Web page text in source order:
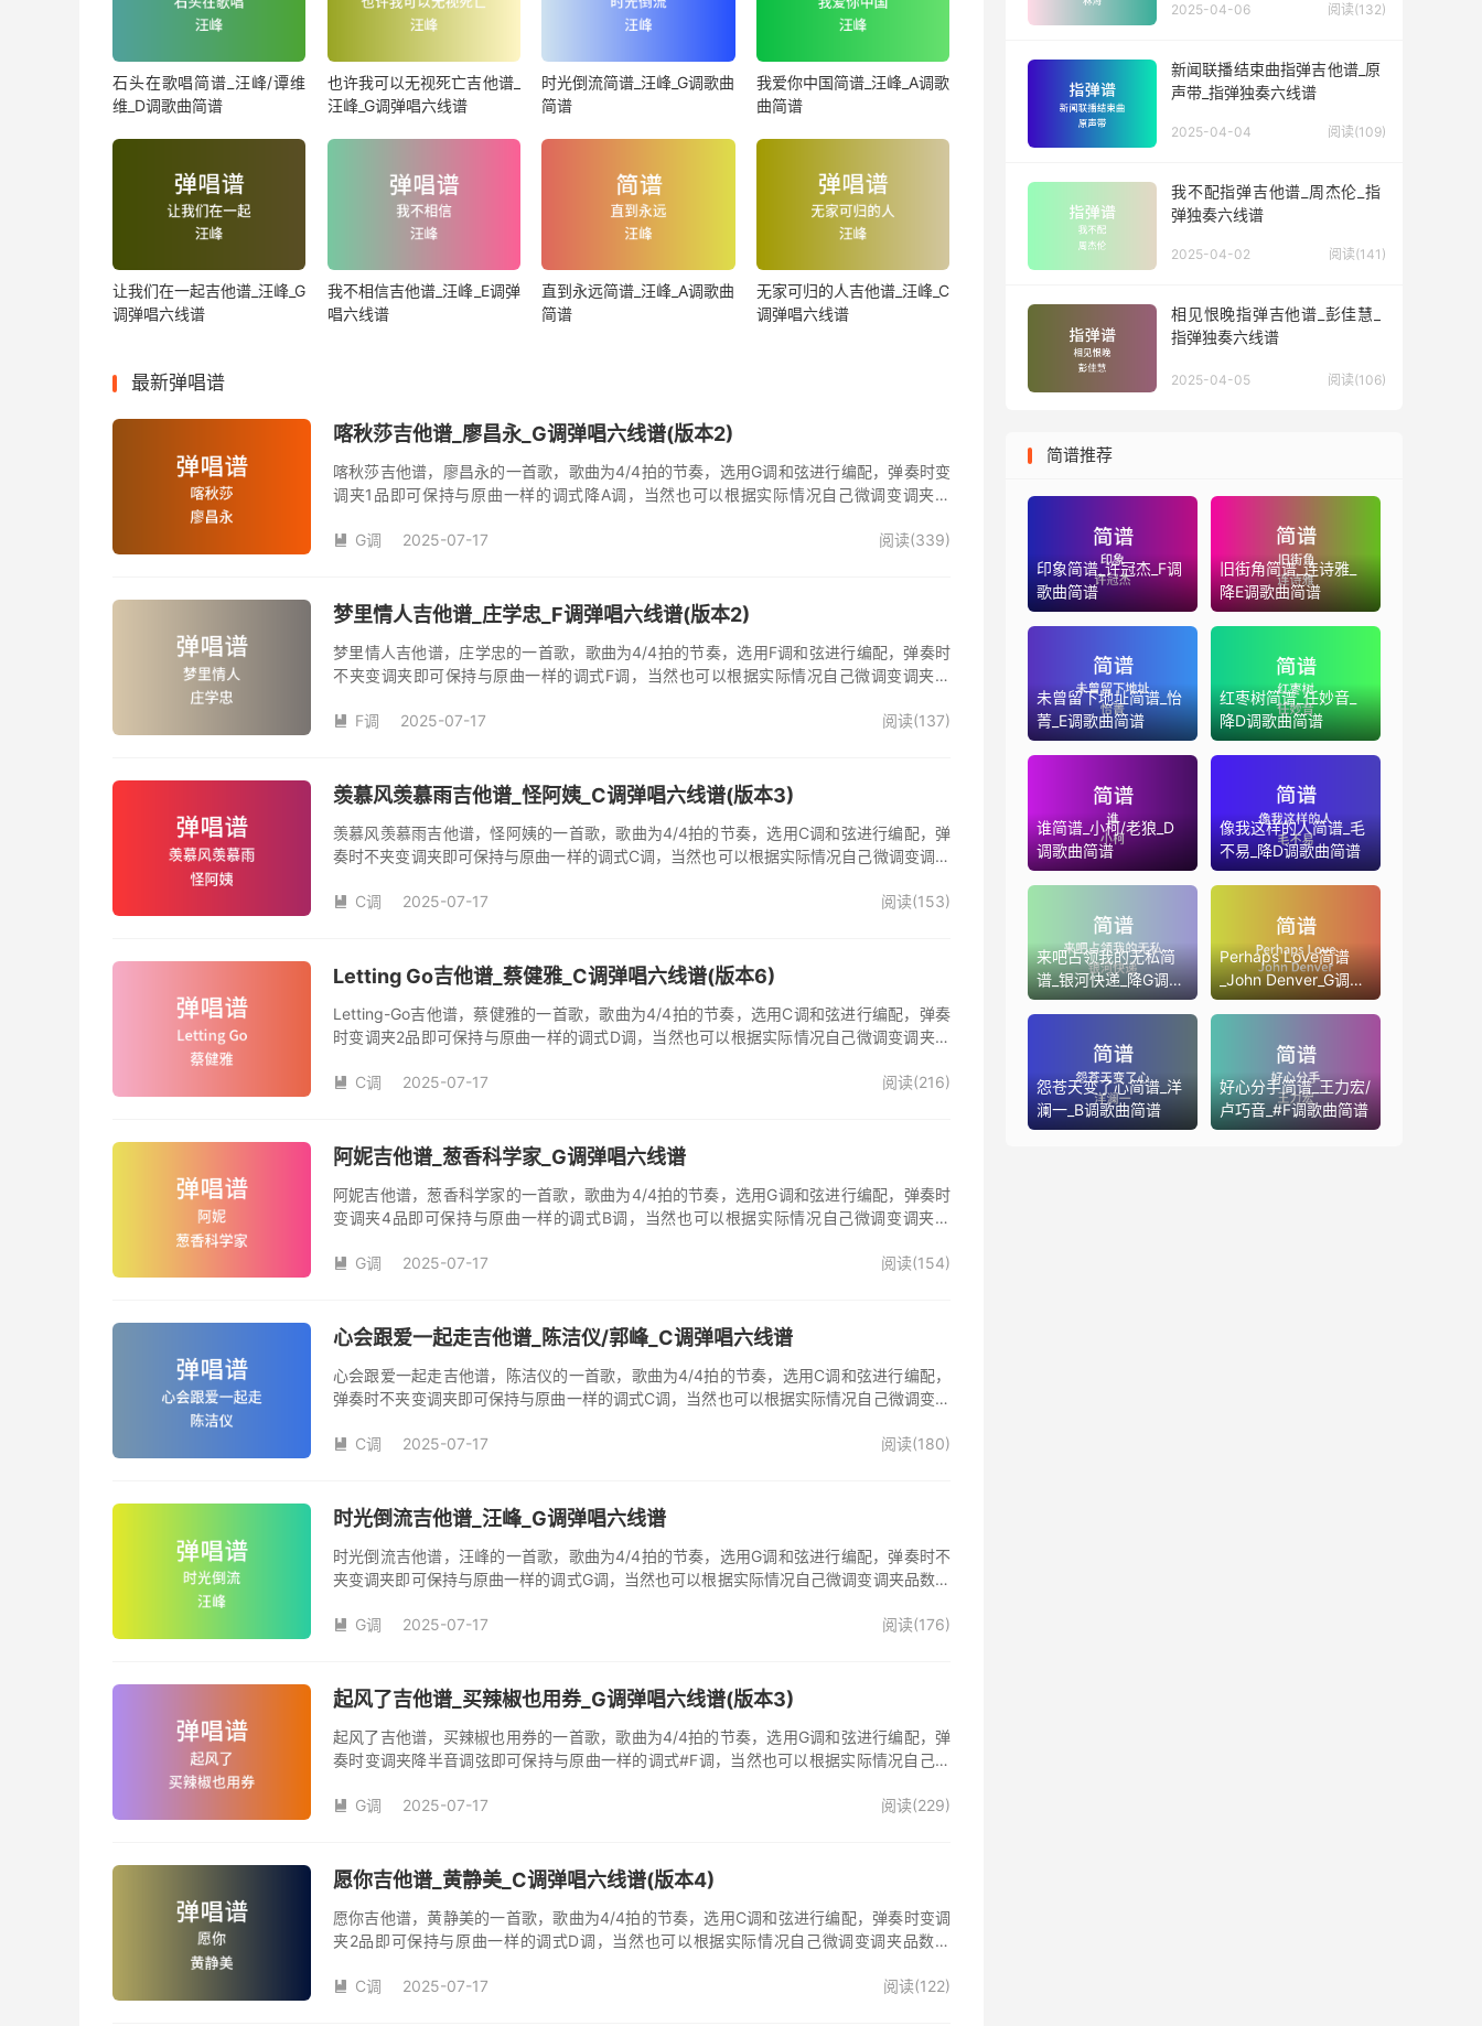
石头在歌唱简谱_汪峰/谭维
维_D调歌曲简谱
也许我可以无视死亡吉他谱_
汪峰_G调弹唱六线谱
时光倒流简谱_汪峰_G调歌曲
简谱
我爱你中国简谱_汪峰_A调歌
曲简谱
让我们在一起吉他谱_汪峰_G
调弹唱六线谱
我不相信吉他谱_汪峰_E调弹
唱六线谱
直到永远简谱_汪峰_A调歌曲
简谱
无家可归的人吉他谱_汪峰_C
调弹唱六线谱
最新弹唱谱
喀秋莎吉他谱_廖昌永_G调弹唱六线谱(版本2)
喀秋莎吉他谱，廖昌永的一首歌，歌曲为4/4拍的节奏，选用G调和弦进行编配，弹奏时变
调夹1品即可保持与原曲一样的调式降A调，当然也可以根据实际情况自己微调变调夹品
 G调 2025-07-17 阅读(339)
梦里情人吉他谱_庄学忠_F调弹唱六线谱(版本2)
梦里情人吉他谱，庄学忠的一首歌，歌曲为4/4拍的节奏，选用F调和弦进行编配，弹奏时
不夹变调夹即可保持与原曲一样的调式F调，当然也可以根据实际情况自己微调变调夹品
人》是由庄学忠演唱的一首经典歌曲。本吉他谱根据原版F调指法编配，完整的前奏、间奏
 F调 2025-07-17 阅读(137)
羡慕风羡慕雨吉他谱_怪阿姨_C调弹唱六线谱(版本3)
羡慕风羡慕雨吉他谱，怪阿姨的一首歌，歌曲为4/4拍的节奏，选用C调和弦进行编配，弹
奏时不夹变调夹即可保持与原曲一样的调式C调，当然也可以根据实际情况自己微调变调夹
姨演唱的歌曲《羡慕风羡慕雨》原版吉他谱，完整的前奏、间奏、尾奏solo编配，精编完美
 C调 2025-07-17 阅读(153)
Letting Go吉他谱_蔡健雅_C调弹唱六线谱(版本6)
Letting-Go吉他谱，蔡健雅的一首歌，歌曲为4/4拍的节奏，选用C调和弦进行编配，弹奏
时变调夹2品即可保持与原曲一样的调式D调，当然也可以根据实际情况自己微调变调夹品
 C调 2025-07-17 阅读(216)
阿妮吉他谱_葱香科学家_G调弹唱六线谱
阿妮吉他谱，葱香科学家的一首歌，歌曲为4/4拍的节奏，选用G调和弦进行编配，弹奏时
变调夹4品即可保持与原曲一样的调式B调，当然也可以根据实际情况自己微调变调夹品
 G调 2025-07-17 阅读(154)
心会跟爱一起走吉他谱_陈洁仪/郭峰_C调弹唱六线谱
心会跟爱一起走吉他谱，陈洁仪的一首歌，歌曲为4/4拍的节奏，选用C调和弦进行编配，
弹奏时不夹变调夹即可保持与原曲一样的调式C调，当然也可以根据实际情况自己微调变调
本吉他谱是根据陈洁仪、郭峰演唱的《心会跟爱一起走》歌曲原版编配，完整的前奏、间
 C调 2025-07-17 阅读(180)
时光倒流吉他谱_汪峰_G调弹唱六线谱
时光倒流吉他谱，汪峰的一首歌，歌曲为4/4拍的节奏，选用G调和弦进行编配，弹奏时不
夹变调夹即可保持与原曲一样的调式G调，当然也可以根据实际情况自己微调变调夹品数。
汪峰创作并演唱的歌曲，收录在他2005年发行的专辑《怒放的生命》中 。本吉他谱根据原
 G调 2025-07-17 阅读(176)
起风了吉他谱_买辣椒也用券_G调弹唱六线谱(版本3)
起风了吉他谱，买辣椒也用券的一首歌，歌曲为4/4拍的节奏，选用G调和弦进行编配，弹
奏时变调夹降半音调弦即可保持与原曲一样的调式#F调，当然也可以根据实际情况自己微
域部分，原曲太高，大部分人唱不上去，原调#F，所以选G调指法编配，降半音为原调。在
版，略难一点，但是多加练习就能拿下来，可以试着挑战一下。不想练的可以省略。歌词反
 G调 2025-07-17 阅读(229)
愿你吉他谱_黄静美_C调弹唱六线谱(版本4)
愿你吉他谱，黄静美的一首歌，歌曲为4/4拍的节奏，选用C调和弦进行编配，弹奏时变调
夹2品即可保持与原曲一样的调式D调，当然也可以根据实际情况自己微调变调夹品数。
 C调 2025-07-17 阅读(122)
2025-04-06 阅读(132)
新闻联播结束曲指弹吉他谱_原
声带_指弹独奏六线谱
2025-04-04 阅读(109)
我不配指弹吉他谱_周杰伦_指
弹独奏六线谱
2025-04-02 阅读(141)
相见恨晚指弹吉他谱_彭佳慧_
指弹独奏六线谱
2025-04-05 阅读(106)
简谱推荐
印象简谱_许冠杰_F调
歌曲简谱
旧街角简谱_连诗雅_
降E调歌曲简谱
未曾留下地址简谱_怡
菁_E调歌曲简谱
红枣树简谱_任妙音_
降D调歌曲简谱
谁简谱_小柯/老狼_D
调歌曲简谱
像我这样的人简谱_毛
不易_降D调歌曲简谱
来吧占领我的无私简
谱_银河快递_降G调歌
曲简谱
Perhaps Love简谱
_John Denver_G调歌
曲简谱
怨苍天变了心简谱_洋
澜一_B调歌曲简谱
好心分手简谱_王力宏/
卢巧音_#F调歌曲简谱